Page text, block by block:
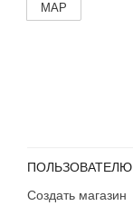
MAP
ПОЛЬЗОВАТЕЛЮ
Создать магазин